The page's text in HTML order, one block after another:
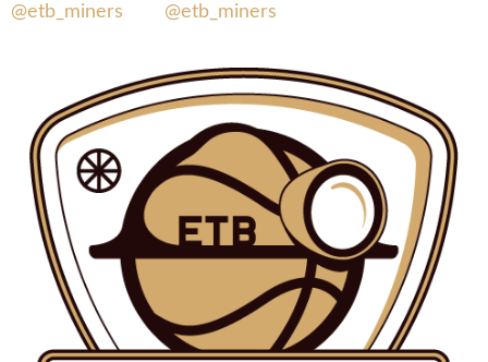
@etb_miners @etb_miners